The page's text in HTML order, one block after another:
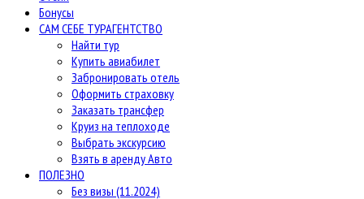
Бонусы
САМ СЕБЕ ТУРАГЕНТСТВО
Найти тур
Купить авиабилет
Забронировать отель
Оформить страховку
Заказать трансфер
Круиз на теплоходе
Выбрать экскурсию
Взять в аренду Авто
ПОЛЕЗНО
Без визы (11.2024)